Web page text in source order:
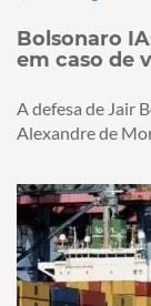
Bolsonaro
em caso de
A defesa de Jair
Alexandre de